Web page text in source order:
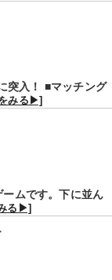
突入！ ■マッチング
みる▶]
ムです。下に並ん
る▶]